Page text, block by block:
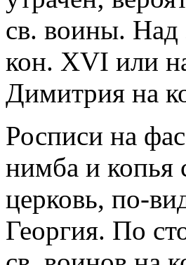
св. воины. Над
кон. XVI или
Димитрия на
Росписи на
нимба и копья
церковь, по-
Георгия. По